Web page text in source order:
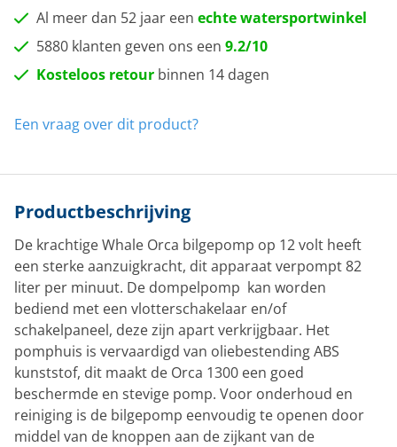
Al meer dan 52 jaar een echte watersportwinkel
5880 klanten geven ons een 9.2/10
Kosteloos retour binnen 14 dagen
Een vraag over dit product?
Productbeschrijving
De krachtige Whale Orca bilgepomp op 12 volt heeft
een sterke aanzuigkracht, dit apparaat verpompt 82
liter per minuut. De dompelpomp kan worden
bediend met een vlotterschakelaar en/of
schakelpaneel, deze zijn apart verkrijgbaar. Het
pomphuis is vervaardigd van oliebestending ABS
kunststof, dit maakt de Orca 1300 een goed
beschermde en stevige pomp. Voor onderhoud en
reiniging is de bilgepomp eenvoudig te openen door
middel van de knoppen aan de zijkant van de